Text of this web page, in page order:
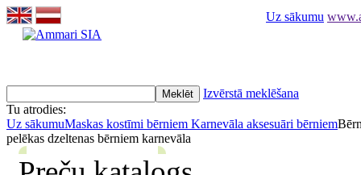
Uz sākumu
Izvērstā meklēšana
Tu atrodies:
Uz sākumuMaskas kostīmi bērniem Karnevāla aksesuāri bērniem
pelēkas dzeltenas bērniem karnevāla